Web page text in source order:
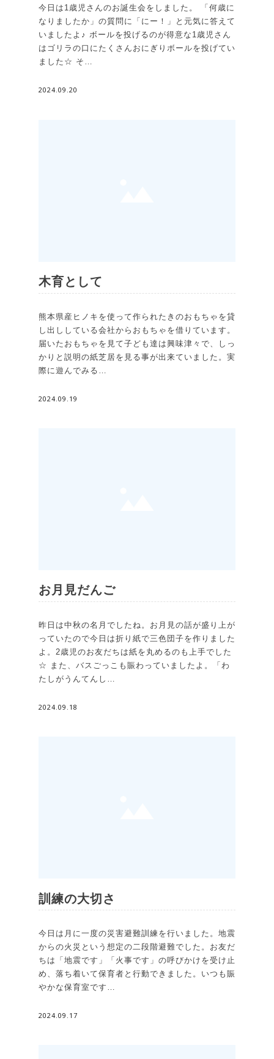
今日は1歳児さんのお誕生会をしました。 「何歳に
なりましたか」の質問に「にー！」と元気に答えて
いましたよ♪ ボールを投げるのが得意な1歳児さん
はゴリラの口にたくさんおにぎりボールを投げてい
ました☆ そ…
2024.09.20
木育として
熊本県産ヒノキを使って作られたきのおもちゃを貸
し出ししている会社からおもちゃを借りています。
届いたおもちゃを見て子ども達は興味津々で、しっ
かりと説明の紙芝居を見る事が出来ていました。実
際に遊んでみる…
2024.09.19
お月見だんご
昨日は中秋の名月でしたね。お月見の話が盛り上が
っていたので今日は折り紙で三色団子を作りました
よ。2歳児のお友だちは紙を丸めるのも上手でした
☆ また、バスごっこも賑わっていましたよ。「わ
たしがうんてんし…
2024.09.18
訓練の大切さ
今日は月に一度の災害避難訓練を行いました。地震
からの火災という想定の二段階避難でした。お友だ
ちは「地震です」「火事です」の呼びかけを受け止
め、落ち着いて保育者と行動できました。いつも賑
やかな保育室です…
2024.09.17